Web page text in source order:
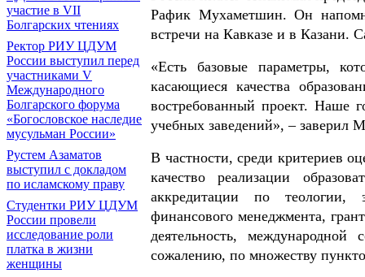
участие в VII
Болгарских чтениях
Ректор РИУ ЦДУМ
России выступил перед
участниками V
Международного
Болгарского форума
«Богословское наследие
мусульман России»
Рустем Азаматов
выступил с докладом
по исламскому праву
Студентки РИУ ЦДУМ
России провели
исследование роли
платка в жизни
женщины
Рафик Мухаметшин. Он
встречи на Кавказе и в Казани.
«Есть базовые параметры,
касающиеся качества
востребованный проект. Наше
учебных заведений», – заверил
В частности, среди критериев
качество реализации
аккредитации по теологии,
финансового менеджмента,
деятельность, международной
сожалению, по множеству